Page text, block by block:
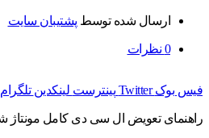
ارسال شده توسط پشتیبان سایت
0 نظرات
فیس بوک Twitter پینترست لینکدین تلگرام